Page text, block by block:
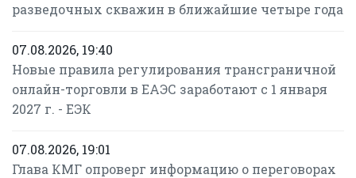
разведочных скважин в ближайшие четыре года
07.08.2026, 19:40
Новые правила регулирования трансграничной
онлайн-торговли в ЕАЭС заработают с 1 января
2027 г. - ЕЭК
07.08.2026, 19:01
Глава КМГ опроверг информацию о переговорах